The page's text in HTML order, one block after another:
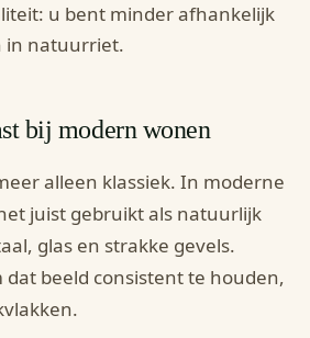
u bent minder afhankelijk
in natuurriet.
bij modern wonen
alleen klassiek. In moderne
juist gebruikt als natuurlijk
glas en strakke gevels.
beeld consistent te houden,